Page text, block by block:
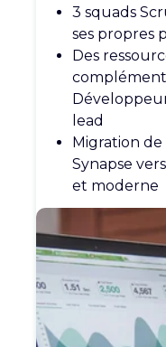
3 squads
ses propres
Des
lead
Migration de
Synapse vers
et moderne